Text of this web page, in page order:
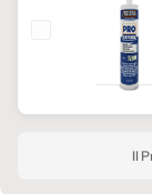
Il